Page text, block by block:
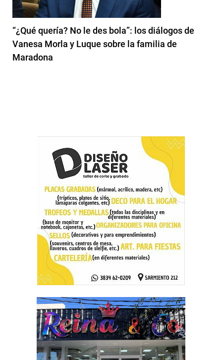
“¿Qué quería? No le des bola”: los diálogos de
Vanesa Morla y Luque sobre la familia de
Maradona